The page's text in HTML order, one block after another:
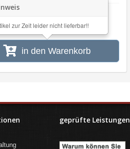
inkl. MwSt. und zzgl.
in den Warenkorb
zur Zeit leider nicht lieferbar!!
geprüfte Leistungen